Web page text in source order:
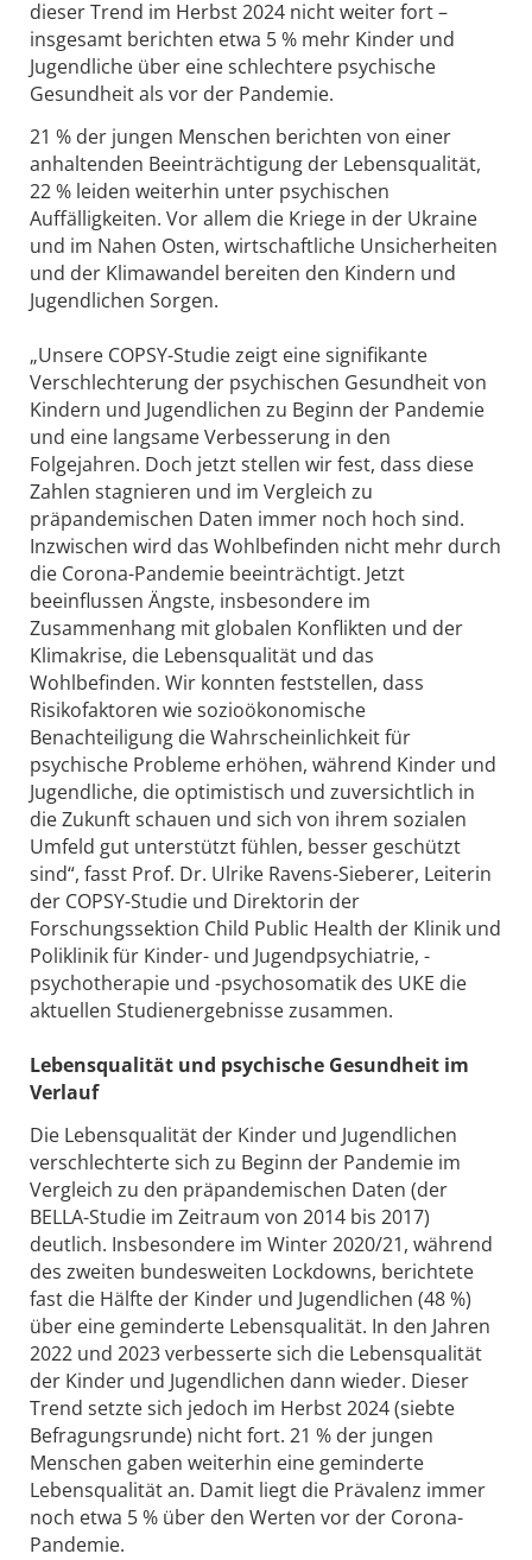
dieser Trend im Herbst 2024 nicht weiter fort –
insgesamt berichten etwa 5 % mehr Kinder und
Jugendliche über eine schlechtere psychische
Gesundheit als vor der Pandemie.
21 % der jungen Menschen berichten von einer
anhaltenden Beeinträchtigung der Lebensqualität,
22 % leiden weiterhin unter psychischen
Auffälligkeiten. Vor allem die Kriege in der Ukraine
und im Nahen Osten, wirtschaftliche Unsicherheiten
und der Klimawandel bereiten den Kindern und
Jugendlichen Sorgen.
„Unsere COPSY-Studie zeigt eine signifikante
Verschlechterung der psychischen Gesundheit von
Kindern und Jugendlichen zu Beginn der Pandemie
und eine langsame Verbesserung in den
Folgejahren. Doch jetzt stellen wir fest, dass diese
Zahlen stagnieren und im Vergleich zu
präpandemischen Daten immer noch hoch sind.
Inzwischen wird das Wohlbefinden nicht mehr durch
die Corona-Pandemie beeinträchtigt. Jetzt
beeinflussen Ängste, insbesondere im
Zusammenhang mit globalen Konflikten und der
Klimakrise, die Lebensqualität und das
Wohlbefinden. Wir konnten feststellen, dass
Risikofaktoren wie sozioökonomische
Benachteiligung die Wahrscheinlichkeit für
psychische Probleme erhöhen, während Kinder und
Jugendliche, die optimistisch und zuversichtlich in
die Zukunft schauen und sich von ihrem sozialen
Umfeld gut unterstützt fühlen, besser geschützt
sind“, fasst Prof. Dr. Ulrike Ravens-Sieberer, Leiterin
der COPSY-Studie und Direktorin der
Forschungssektion Child Public Health der Klinik und
Poliklinik für Kinder- und Jugendpsychiatrie, -
psychotherapie und -psychosomatik des UKE die
aktuellen Studienergebnisse zusammen.
Lebensqualität und psychische Gesundheit im
Verlauf
Die Lebensqualität der Kinder und Jugendlichen
verschlechterte sich zu Beginn der Pandemie im
Vergleich zu den präpandemischen Daten (der
BELLA-Studie im Zeitraum von 2014 bis 2017)
deutlich. Insbesondere im Winter 2020/21, während
des zweiten bundesweiten Lockdowns, berichtete
fast die Hälfte der Kinder und Jugendlichen (48 %)
über eine geminderte Lebensqualität. In den Jahren
2022 und 2023 verbesserte sich die Lebensqualität
der Kinder und Jugendlichen dann wieder. Dieser
Trend setzte sich jedoch im Herbst 2024 (siebte
Befragungsrunde) nicht fort. 21 % der jungen
Menschen gaben weiterhin eine geminderte
Lebensqualität an. Damit liegt die Prävalenz immer
noch etwa 5 % über den Werten vor der Corona-
Pandemie.